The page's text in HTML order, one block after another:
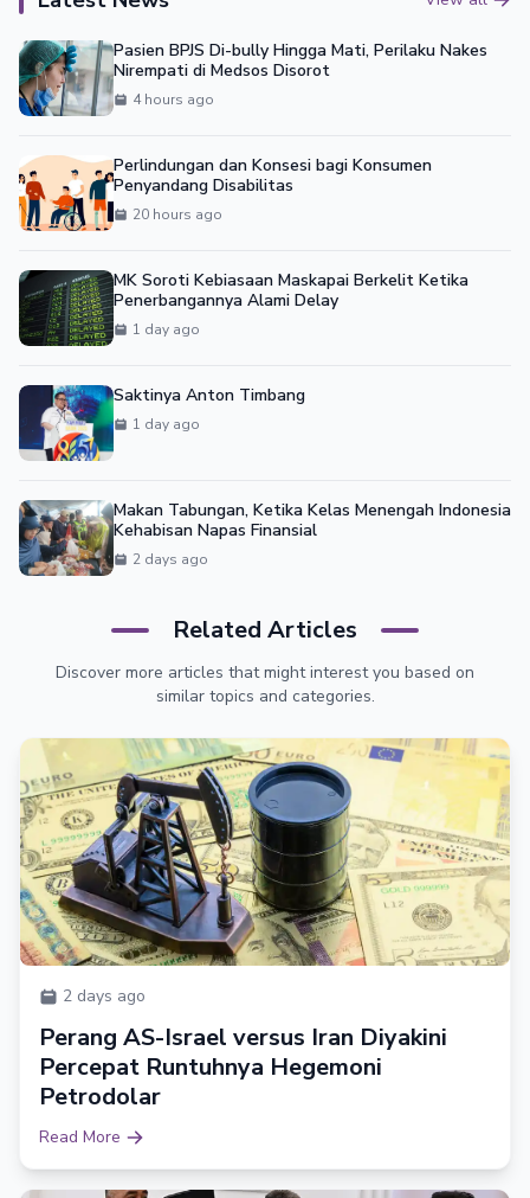
Pasien BPJS Di-bully Hingga Mati, Perilaku Nakes
Nirempati di Medsos Disorot
4 hours ago
Perlindungan dan Konsesi bagi Konsumen
Penyandang Disabilitas
20 hours ago
MK Soroti Kebiasaan Maskapai Berkelit Ketika
Penerbangannya Alami Delay
1 day ago
Saktinya Anton Timbang
1 day ago
Makan Tabungan, Ketika Kelas Menengah Indonesia
Kehabisan Napas Finansial
2 days ago
Related Articles
Discover more articles that might interest you based on
similar topics and categories.
2 days ago
Perang AS-Israel versus Iran Diyakini
Percepat Runtuhnya Hegemoni
Petrodolar
Read More